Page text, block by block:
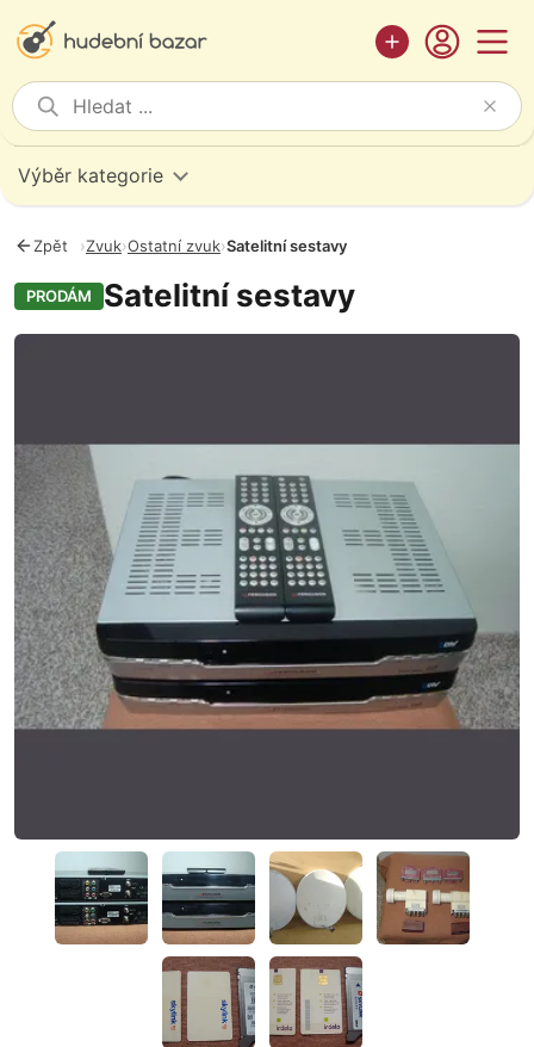
Výběr kategorie
Zpět ›Zvuk›Ostatní zvuk›Satelitní sestavy
PRODÁM Satelitní sestavy
Fotografie